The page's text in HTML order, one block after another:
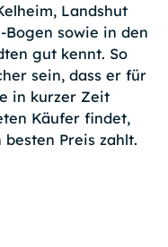
Landshut
Bogen sowie in den
gut kennt. So
sein, dass er für
in kurzer Zeit
Käufer findet,
Preis zahlt.